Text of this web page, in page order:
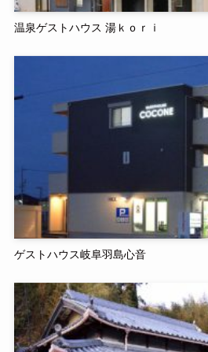
温泉ゲストハウス 湯ｋｏｒｉ
ゲストハウス岐阜羽島心音